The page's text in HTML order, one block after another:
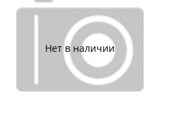
Нет в наличии